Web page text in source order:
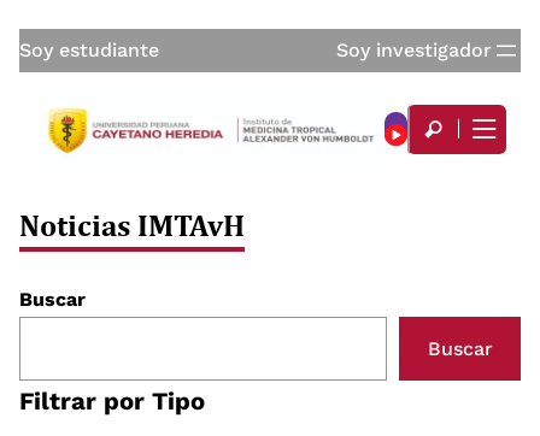
Soy estudiante Soy investigador
Noticias IMTAvH
Buscar
Buscar
Filtrar por Tipo